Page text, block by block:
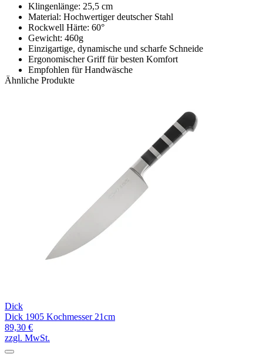
Klingenlänge: 25,5 cm
Material: Hochwertiger deutscher Stahl
Rockwell Härte: 60°
Gewicht: 460g
Einzigartige, dynamische und scharfe Schneide
Ergonomischer Griff für besten Komfort
Empfohlen für Handwäsche
Ähnliche Produkte
Dick
Dick 1905 Kochmesser 21cm
89,30 €
zzgl. MwSt.